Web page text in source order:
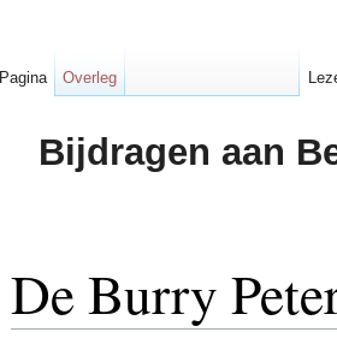
Bijdragen aan
De Burry
Pagina Overleg